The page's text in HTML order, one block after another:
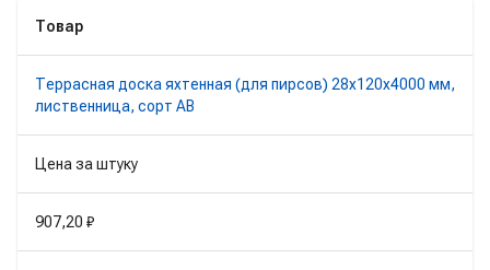
Товар
Террасная доска яхтенная (для пирсов) 28х120х4000 мм,
лиственница, сорт AB
Цена за штуку
907,20 ₽